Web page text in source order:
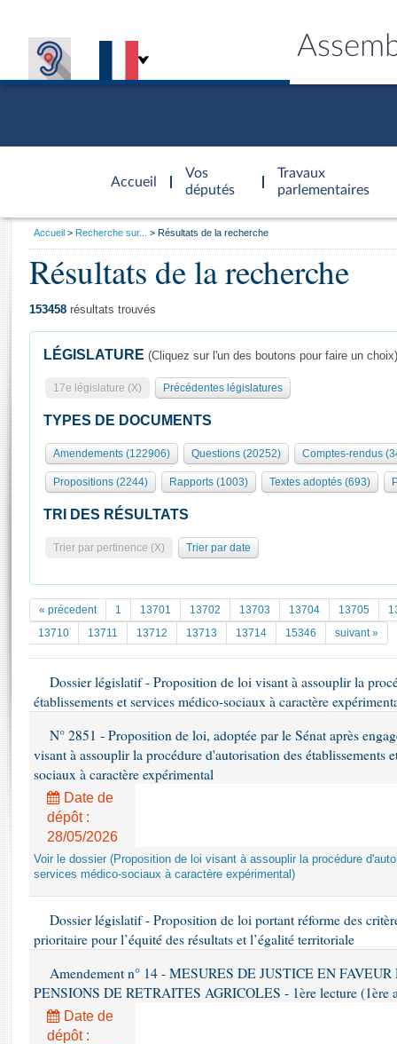
Accueil
d'accueil
Vos
députés
Travaux
parlementaires
Présidence
577 députés
Groupes politiques
Séance publique
Commissions et autres organes
Europe et International
Pétitions
Documents parlementaires
Projets de loi
Propositions de loi
Amendements
Rapports d'information
Rapports d'enquête
Rapports législatifs
Rapports sur l'application des lois
Baromètre de l’application des lois
Dossiers législatifs
Budget et sécurité sociale
Comptes rendus des débats
Général
Rôle et pouvoirs de l'Assemblée
Organisation de l'Assemblée
Présidence Conférence des Présidents Bureau Collège des
Statistiques et chiffres clés
Documents de référence
( Constitution | Règlement de l'Assemblée ... )
Histoire
Juniors
Anciennes législatures
Liens vers les sites publics
Visiter l'Assemblée
Visite virtuelle du palais Bourbon
Assister à une séance
La Bibliothèque
Les archives
Photos libres de droit
Vous
Accueil Recherche sur... Résultats de la recherche
Résultats de la recherche
153458 résultats trouvés
LÉGISLATURE (Cliquez sur l'un des boutons pour faire un choix)
17e législature (X) Précédentes législatures
TYPES DE DOCUMENTS
Amendements (122906) Questions (20252) Comptes-rendus
Propositions (2244) Rapports (1003) Textes adoptés (693)
TRI DES RÉSULTATS
Trier par pertinence (X) Trier par date
« précedent 1 13701 13702 13703 13704 13705
13710
13711 13712 13713 13714 15346 suivant »
Dossier législatif - Proposition de loi visant à assouplir la
établissements et services médico-sociaux à caractère
N° 2851 - Proposition de loi, adoptée par le Sénat après
visant à assouplir la procédure d'autorisation des établissements
sociaux à caractère expérimental
Date de
dépôt :
28/05/2026
Voir le dossier (Proposition de loi visant à assouplir la procédure
services médico-sociaux à caractère expérimental)
Dossier législatif - Proposition de loi portant réforme des
prioritaire pour l’équité des résultats et l’égalité territoriale
Amendement n° 14 - MESURES DE JUSTICE EN
PENSIONS DE RETRAITES AGRICOLES - 1ère lecture (1ère
Date de
dépôt :